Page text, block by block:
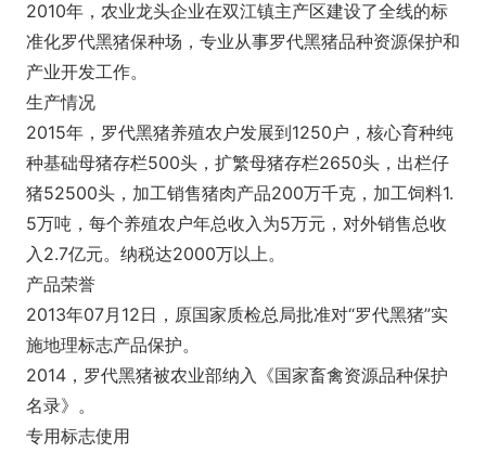
2010年，农业龙头企业在双江镇主产区建设了全线的标
准化罗代黑猪保种场，专业从事罗代黑猪品种资源保护和
产业开发工作。
生产情况
2015年，罗代黑猪养殖农户发展到1250户，核心育种纯
种基础母猪存栏500头，扩繁母猪存栏2650头，出栏仔
猪52500头，加工销售猪肉产品200万千克，加工饲料1.
5万吨，每个养殖农户年总收入为5万元，对外销售总收
入2.7亿元。纳税达2000万以上。
产品荣誉
2013年07月12日，原国家质检总局批准对“罗代黑猪”实
施地理标志产品保护。
2014，罗代黑猪被农业部纳入《国家畜禽资源品种保护
名录》。
专用标志使用